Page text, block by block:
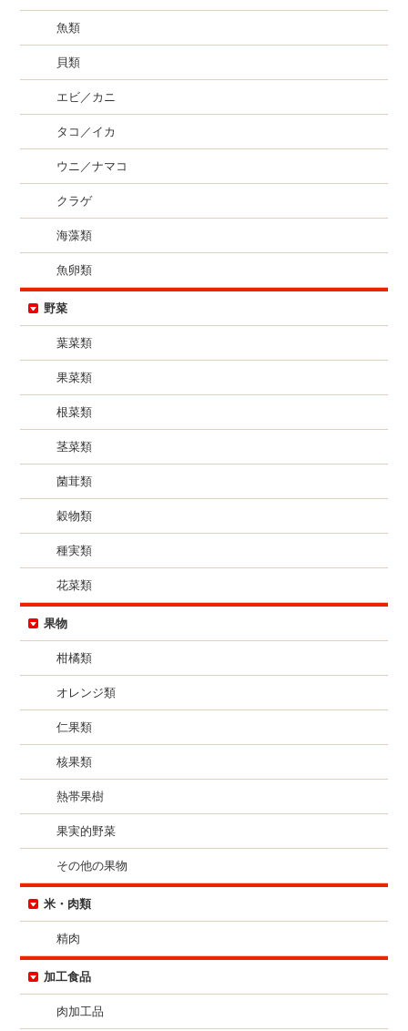
魚類
貝類
エビ／カニ
タコ／イカ
ウニ／ナマコ
クラゲ
海藻類
魚卵類
野菜
葉菜類
果菜類
根菜類
茎菜類
菌茸類
穀物類
種実類
花菜類
果物
柑橘類
オレンジ類
仁果類
核果類
熱帯果樹
果実的野菜
その他の果物
米・肉類
精肉
加工食品
肉加工品